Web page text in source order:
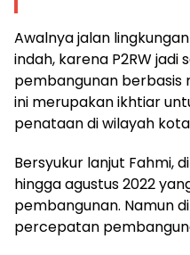
Awalnya jalan
indah, karena P2RW jadi
pembangunan berbasis
ini merupakan ikhtiar
penataan di wilayah
Bersyukur lanjut Fahmi,
hingga agustus 2022
pembangunan. Namun
percepatan